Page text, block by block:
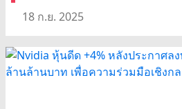
18 ก.ย. 2025